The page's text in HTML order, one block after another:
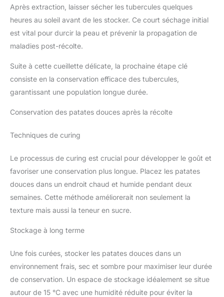
Après extraction, laisser sécher les tubercules quelques
heures au soleil avant de les stocker. Ce court séchage initial
est vital pour durcir la peau et prévenir la propagation de
maladies post-récolte.
Suite à cette cueillette délicate, la prochaine étape clé
consiste en la conservation efficace des tubercules,
garantissant une population longue durée.
Conservation des patates douces après la récolte
Techniques de curing
Le processus de curing est crucial pour développer le goût et
favoriser une conservation plus longue. Placez les patates
douces dans un endroit chaud et humide pendant deux
semaines. Cette méthode améliorerait non seulement la
texture mais aussi la teneur en sucre.
Stockage à long terme
Une fois curées, stocker les patates douces dans un
environnement frais, sec et sombre pour maximiser leur durée
de conservation. Un espace de stockage idéalement se situe
autour de 15 °C avec une humidité réduite pour éviter la